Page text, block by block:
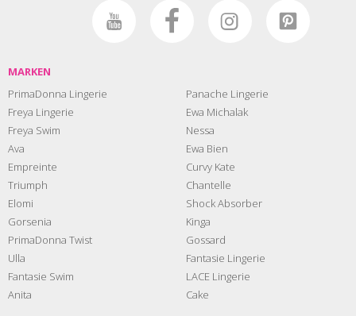
MARKEN
PrimaDonna Lingerie
Freya Lingerie
Freya Swim
Ava
Empreinte
Triumph
Elomi
Gorsenia
PrimaDonna Twist
Ulla
Fantasie Swim
Anita
Panache Lingerie
Ewa Michalak
Nessa
Ewa Bien
Curvy Kate
Chantelle
Shock Absorber
Kinga
Gossard
Fantasie Lingerie
LACE Lingerie
Cake